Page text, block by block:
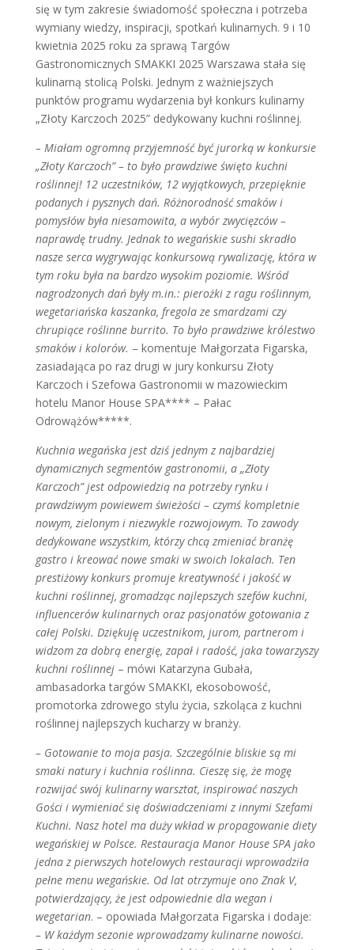
się w tym zakresie świadomość społeczna i potrzeba
wymiany wiedzy, inspiracji, spotkań kulinarnych. 9 i 10
kwietnia 2025 roku za sprawą Targów
Gastronomicznych SMAKKI 2025 Warszawa stała się
kulinarną stolicą Polski. Jednym z ważniejszych
punktów programu wydarzenia był konkurs kulinarny
„Złoty Karczoch 2025” dedykowany kuchni roślinnej.
– Miałam ogromną przyjemność być jurorką w konkursie
„Złoty Karczoch” – to było prawdziwe święto kuchni
roślinnej! 12 uczestników, 12 wyjątkowych, przepięknie
podanych i pysznych dań. Różnorodność smaków i
pomysłów była niesamowita, a wybór zwycięzców –
naprawdę trudny. Jednak to wegańskie sushi skradło
nasze serca wygrywając konkursową rywalizację, która w
tym roku była na bardzo wysokim poziomie. Wśród
nagrodzonych dań były m.in.: pierożki z ragu roślinnym,
wegetariańska kaszanka, fregola ze smardzami czy
chrupiące roślinne burrito. To było prawdziwe królestwo
smaków i kolorów. – komentuje Małgorzata Figarska,
zasiadająca po raz drugi w jury konkursu Złoty
Karczoch i Szefowa Gastronomii w mazowieckim
hotelu Manor House SPA**** – Pałac
Odrowążów*****.
Kuchnia wegańska jest dziś jednym z najbardziej
dynamicznych segmentów gastronomii, a „Złoty
Karczoch” jest odpowiedzią na potrzeby rynku i
prawdziwym powiewem świeżości – czymś kompletnie
nowym, zielonym i niezwykle rozwojowym. To zawody
dedykowane wszystkim, którzy chcą zmieniać branżę
gastro i kreować nowe smaki w swoich lokalach. Ten
prestiżowy konkurs promuje kreatywność i jakość w
kuchni roślinnej, gromadząc najlepszych szefów kuchni,
influencerów kulinarnych oraz pasjonatów gotowania z
całej Polski. Dziękuję̨ uczestnikom, jurom, partnerom i
widzom za dobrą energię, zapał i radość, jaka towarzyszy
kuchni roślinnej – mówi Katarzyna Gubała,
ambasadorka targów SMAKKI, ekosobowość,
promotorka zdrowego stylu życia, szkoląca z kuchni
roślinnej najlepszych kucharzy w branży.
– Gotowanie to moja pasja. Szczególnie bliskie są mi
smaki natury i kuchnia roślinna. Cieszę się, że mogę
rozwijać swój kulinarny warsztat, inspirować naszych
Gości i wymieniać się doświadczeniami z innymi Szefami
Kuchni. Nasz hotel ma duży wkład w propagowanie diety
wegańskiej w Polsce. Restauracja Manor House SPA jako
jedna z pierwszych hotelowych restauracji wprowadziła
pełne menu wegańskie. Od lat otrzymuje ono Znak V,
potwierdzający, że jest odpowiednie dla wegan i
wegetarian. – opowiada Małgorzata Figarska i dodaje:
– W każdym sezonie wprowadzamy kulinarne nowości.